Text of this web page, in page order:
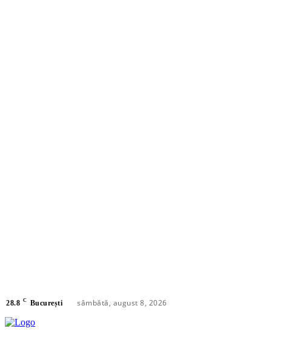
28.8 C București sâmbătă, august 8, 2026